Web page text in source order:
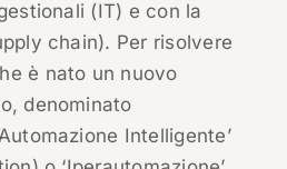
(IT) e con la
chain). Per risolvere
è nato un nuovo
denominato
Intelligente’